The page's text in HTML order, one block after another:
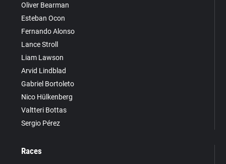
Oliver Bearman
Esteban Ocon
Fernando Alonso
Lance Stroll
Liam Lawson
Arvid Lindblad
Gabriel Bortoleto
Nico Hülkenberg
Valtteri Bottas
Sergio Pérez
Races